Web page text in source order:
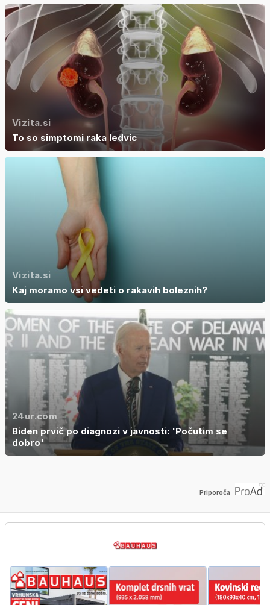
Vizita.si
To so simptomi raka ledvic
Vizita.si
Kaj moramo vsi vedeti o rakavih boleznih?
24ur.com
Biden prvič po diagnozi v javnosti: 'Počutim se
dobro'
Priporoča